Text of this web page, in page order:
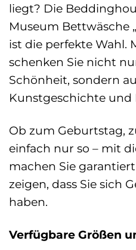
liegt? Die
Museum Bettwäsche
ist die perfekte Wahl.
schenken Sie nicht
Schönheit, sondern
Kunstgeschichte und
Ob zum Geburtstag,
einfach nur so – mit
machen Sie
zeigen, dass Sie sich
haben.
Verfügbare Größen